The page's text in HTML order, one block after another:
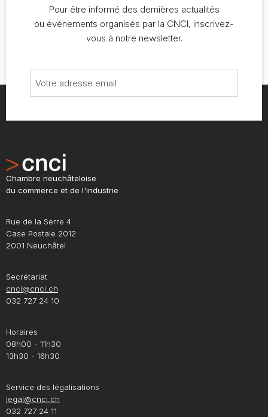
Pour être informé des dernières actualités
ou événements organisés par la CNCI, inscrivez-
vous à notre newsletter.
Chambre neuchâteloise
du commerce et de l'industrie
Rue de la Serre 4
Case Postale 2012
2001 Neuchâtel
Secrétariat
cnci@cnci.ch
032 727 24 10
Horaires
08h00 - 11h30
13h30 - 16h30
Service des légalisations
legal@cnci.ch
032 727 24 11